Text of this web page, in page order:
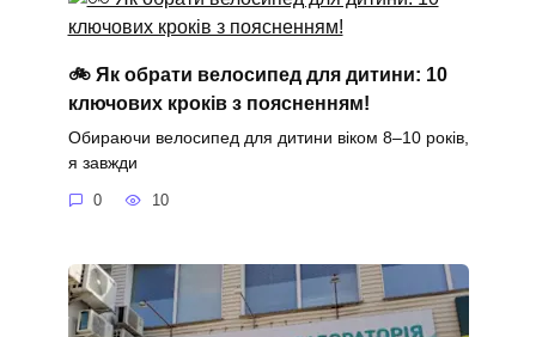
🚲 Як обрати велосипед для дитини: 10
ключових кроків з поясненням!
Обираючи велосипед для дитини віком 8–10 років,
я завжди
0 10